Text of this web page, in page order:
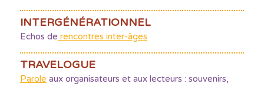
INTERGÉNÉRATIONNEL
Echos de rencontres inter-âges
TRAVELOGUE
Parole aux organisateurs et aux lecteurs : souvenirs,